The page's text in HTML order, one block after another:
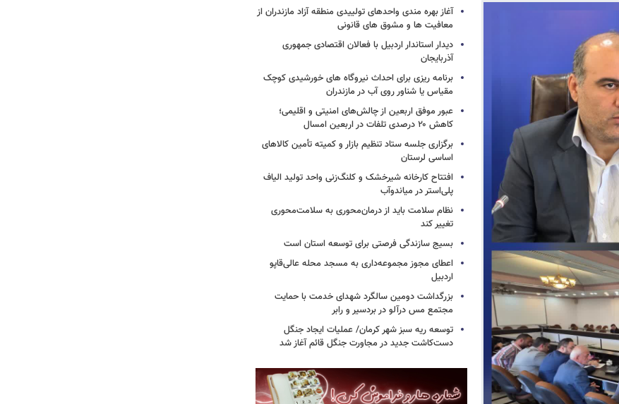
آغاز بهره مندی واحدهای تولییدی منطقه آزاد مازندران از
معافیت ها و مشوق های قانونی
دیدار استاندار اردبیل با فعالان اقتصادی جمهوری
آذربایجان
برنامه ریزی برای احداث نیروگاه های خورشیدی کوچک
مقیاس یا شناور روی آب در مازندران
عبور موفق اربعین از چالش‌های امنیتی و اقلیمی؛
کاهش ۲۰ درصدی تلفات در اربعین امسال
برگزاری جلسه ستاد تنظیم بازار و کمیته تأمین کالاهای
اساسی لرستان
افتتاح کارخانه شیرخشک و کلنگ‌زنی واحد تولید الیاف
پلی‌استر در میاندوآب
نظام سلامت باید از درمان‌محوری به سلامت‌محوری
تغییر کند
بسیج سازندگی فرصتی برای توسعه استان است
اعطای مجوز مجموعه‌داری به مسجد محله عالی‌قاپو
اردبیل
بزرگداشت دومین سالگرد شهدای خدمت با حمایت
مجتمع مس درآلو در بردسیر و رابر
توسعه ریه سبز شهر کرمان/ عملیات ایجاد جنگل
دست‌کاشت جدید در مجاورت جنگل قائم آغاز شد